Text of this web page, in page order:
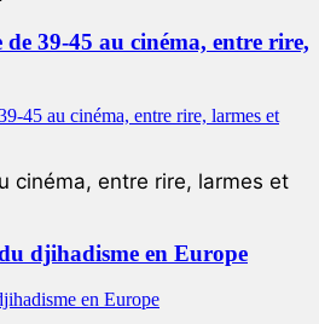
39-45 au cinéma, entre rire,
cinéma, entre rire, larmes et
djihadisme en Europe